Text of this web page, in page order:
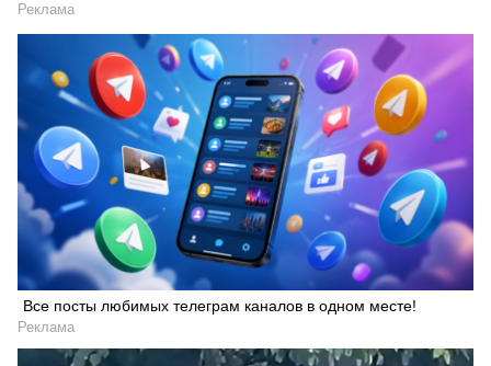
Реклама
Все посты любимых телеграм каналов в одном месте!
Реклама